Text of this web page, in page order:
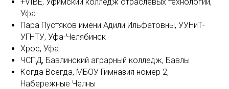
Уфа
Пара Пустяков имени Адили Ильфатовны, УУНиТ-
УГНТУ, Уфа-Челябинск
Xрос, Уфа
ЧСПД, Бавлинский аграрный колледж, Бавлы
Когда Всегда, МБОУ Гимназия номер 2,
Набережные Челны